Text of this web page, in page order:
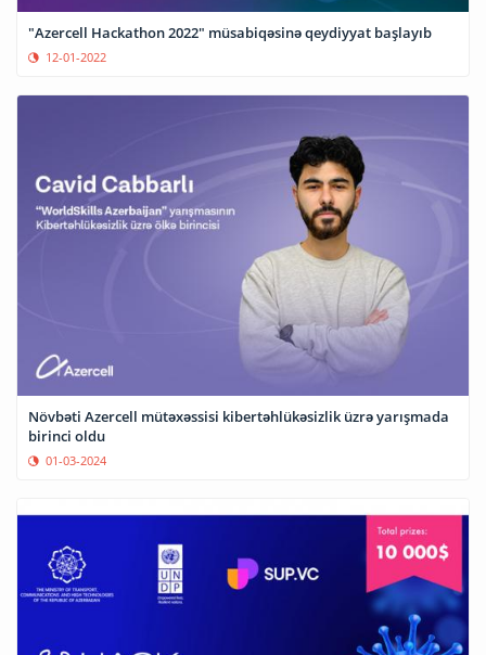
"Azercell Hackathon 2022" müsabiqəsinə qeydiyyat başlayıb
12-01-2022
Növbəti Azercell mütəxəssisi kibertəhlükəsizlik üzrə yarışmada
birinci oldu
01-03-2024